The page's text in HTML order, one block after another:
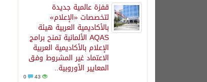
قفزة عالمية جديدة
لتخصصات «الإعلام»
بالأكاديمية العربية هيئة
AQAS الألمانية تمنح برامج
الإعلام بالأكاديمية العربية
الاعتماد غير المشروط وفق
المعايير الأوروبية..
43